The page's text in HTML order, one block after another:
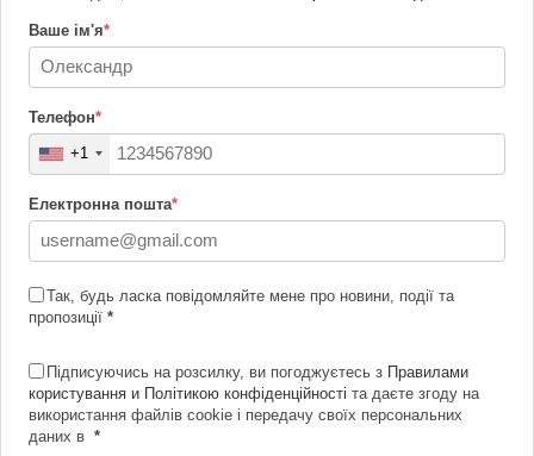
Ваше ім'я*
Телефон*
+1
Електронна пошта*
Так, будь ласка повідомляйте мене про новини, події та
пропозиції *
Підписуючись на розсилку, ви погоджуєтесь з Правилами
користування и Політикою конфіденційності та даєте згоду на
використання файлів cookie і передачу своїх персональних
даних в *